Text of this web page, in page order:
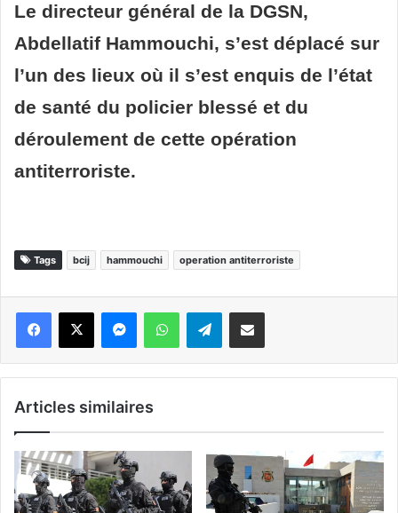
Le directeur général de la DGSN,
Abdellatif Hammouchi, s’est déplacé sur
l’un des lieux où il s’est enquis de l’état
de santé du policier blessé et du
déroulement de cette opération
antiterroriste.
Tags bcij hammouchi operation antiterroriste
WhatsApp Telegram
Articles similaires